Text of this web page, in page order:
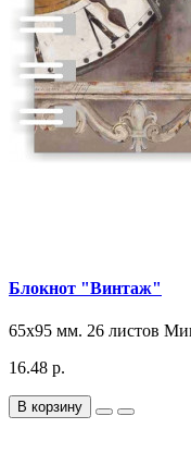
Блокнот "Винтаж"
65x95 мм. 26 листов
16.48 р.
В корзину